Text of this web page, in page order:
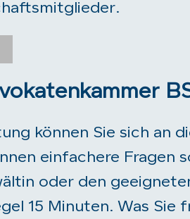
können Sie sich an
einfachere
oder den
15 Minuten. Was